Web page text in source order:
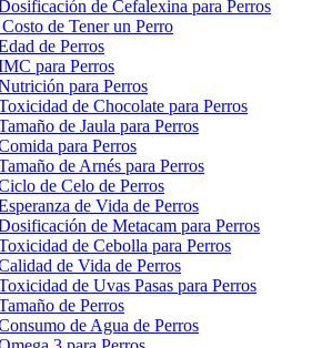
de Cefalexina para Perros
de Tener un Perro
de Perros
para Perros
para Perros
de Chocolate para Perros
de Jaula para Perros
para Perros
de Arnés para Perros
de Celo de Perros
de Vida de Perros
de Metacam para Perros
de Cebolla para Perros
de Vida de Perros
de Uvas Pasas para Perros
de Perros
de Agua de Perros